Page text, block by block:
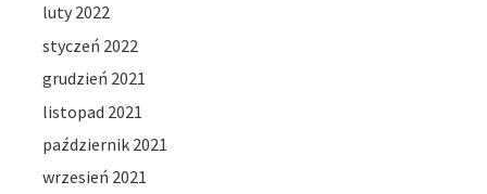
luty 2022
styczeń 2022
grudzień 2021
listopad 2021
październik 2021
wrzesień 2021